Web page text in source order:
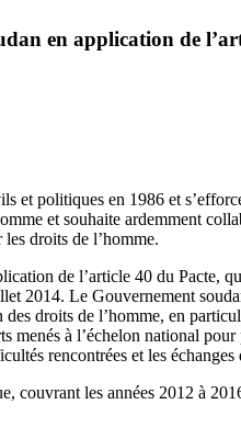
en application de
et politiques en 1986 et
et souhaite ardemment
droits de l’homme.
de l’article 40 du Pacte,
2014. Le Gouvernement
droits de l’homme, en
menés à l’échelon national
rencontrées et les échanges
couvrant les années 2012 à